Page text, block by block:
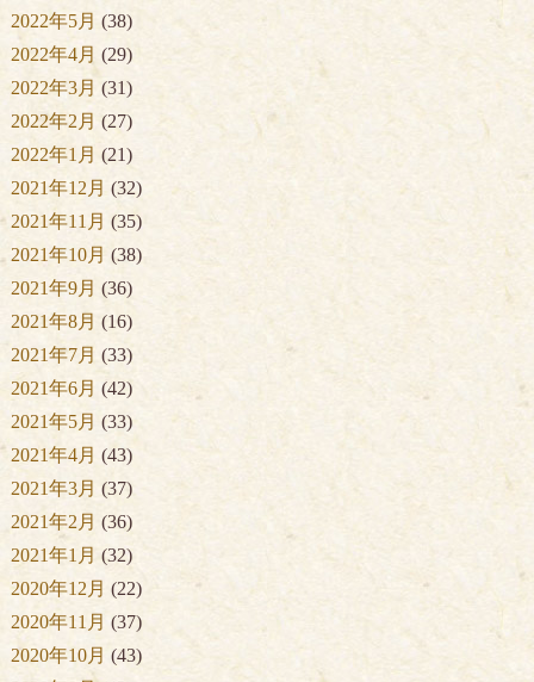
2022年5月 (38)
2022年4月 (29)
2022年3月 (31)
2022年2月 (27)
2022年1月 (21)
2021年12月 (32)
2021年11月 (35)
2021年10月 (38)
2021年9月 (36)
2021年8月 (16)
2021年7月 (33)
2021年6月 (42)
2021年5月 (33)
2021年4月 (43)
2021年3月 (37)
2021年2月 (36)
2021年1月 (32)
2020年12月 (22)
2020年11月 (37)
2020年10月 (43)